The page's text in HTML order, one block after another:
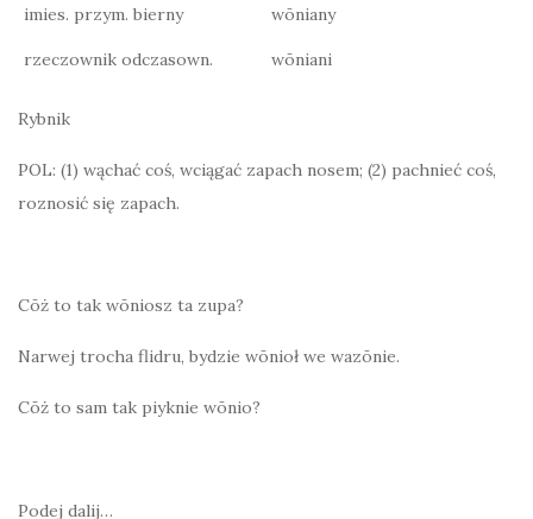
imies. przym. bierny wōniany
rzeczownik odczasown. wōniani
Rybnik
POL: (1) wąchać coś, wciągać zapach nosem; (2) pachnieć coś,
roznosić się zapach.
Cōż to tak wōniosz ta zupa?
Narwej trocha flidru, bydzie wōnioł we wazōnie.
Cōż to sam tak piyknie wōnio?
Podej dalij…